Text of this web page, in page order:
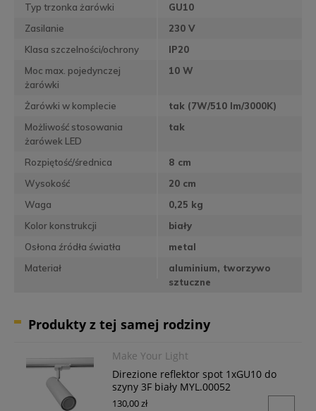
Typ trzonka żarówki
GU10
Zasilanie
230 V
Klasa szczelności/ochrony
IP20
Moc max. pojedynczej
żarówki
10 W
Żarówki w komplecie
tak (7W/510 lm/3000K)
Możliwość stosowania
żarówek LED
tak
Rozpiętość/średnica
8 cm
Wysokość
20 cm
Waga
0,25 kg
Kolor konstrukcji
biały
Osłona źródła światła
metal
Materiał
aluminium, tworzywo
sztuczne
Produkty z tej samej rodziny
Make Your Light
Direzione reflektor spot 1xGU10 do
szyny 3F biały MYL.00052
130,00 zł